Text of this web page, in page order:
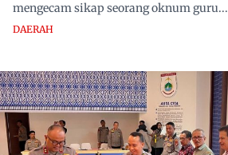
mengecam sikap seorang oknum guru...
DAERAH